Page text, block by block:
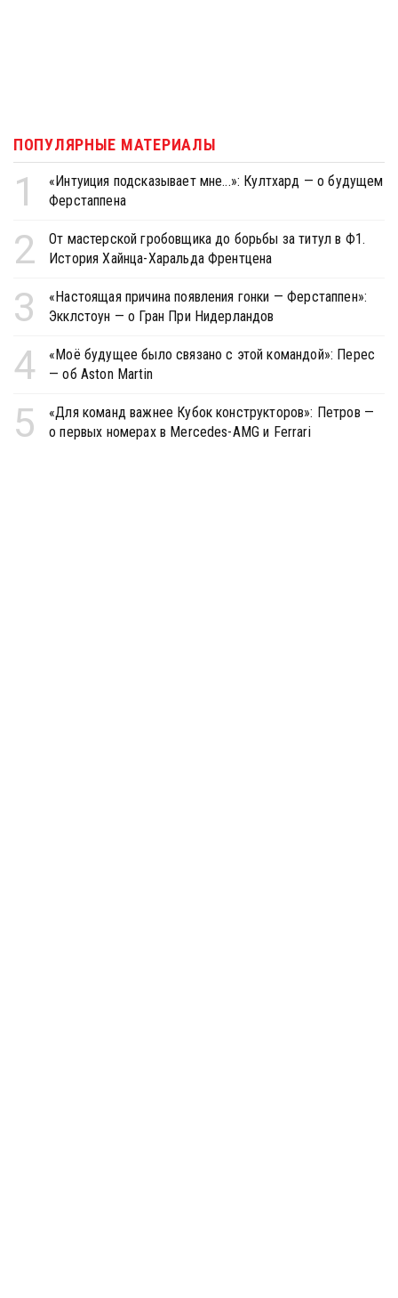
ПОПУЛЯРНЫЕ МАТЕРИАЛЫ
1
«Интуиция подсказывает мне...»: Култхард — о будущем
Ферстаппена
2
От мастерской гробовщика до борьбы за титул в Ф1.
История Хайнца-Харальда Френтцена
3
«Настоящая причина появления гонки — Ферстаппен»:
Экклстоун — о Гран При Нидерландов
4
«Моё будущее было связано с этой командой»: Перес
— об Aston Martin
5
«Для команд важнее Кубок конструкторов»: Петров —
о первых номерах в Mercedes-AMG и Ferrari